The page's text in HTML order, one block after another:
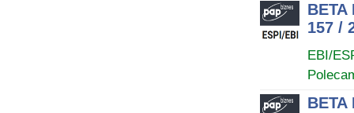
157 /
EBI/